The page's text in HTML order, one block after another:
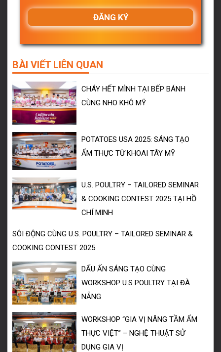
BÀI VIẾT LIÊN QUAN
CHÁY HẾT MÌNH TẠI BẾP BÁNH
CÙNG NHO KHÔ MỸ
POTATOES USA 2025: SÁNG TẠO
ẨM THỰC TỪ KHOAI TÂY MỸ
U.S. POULTRY – TAILORED SEMINAR
& COOKING CONTEST 2025 TẠI HỒ
CHÍ MINH
SÔI ĐỘNG CÙNG U.S. POULTRY – TAILORED SEMINAR &
COOKING CONTEST 2025
DẤU ẤN SÁNG TẠO CÙNG
WORKSHOP U.S POULTRY TẠI ĐÀ
NẴNG
WORKSHOP “GIA VỊ NÂNG TẦM ẨM
THỰC VIỆT” – NGHỆ THUẬT SỬ
DỤNG GIA VỊ